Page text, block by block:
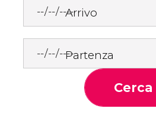
Arrivo
Partenza
Cerca